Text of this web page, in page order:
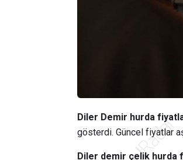
Diler Demir hurda
gösterdi. Güncel fiyatlar
Diler demir çelik hurda